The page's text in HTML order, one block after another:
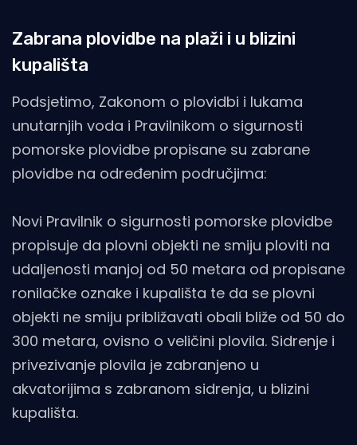
Zabrana plovidbe na plaži i u blizini
kupališta
Podsjetimo, Zakonom o plovidbi i lukama
unutarnjih voda i Pravilnikom o sigurnosti
pomorske plovidbe propisane su zabrane
plovidbe na određenim područjima:
Novi Pravilnik o sigurnosti pomorske plovidbe
propisuje da plovni objekti ne smiju ploviti na
udaljenosti manjoj od 50 metara od propisane
ronilačke oznake i kupališta te da se plovni
objekti ne smiju približavati obali bliže od 50 do
300 metara, ovisno o veličini plovila. Sidrenje i
privezivanje plovila je zabranjeno u
akvatorijima s zabranom sidrenja, u blizini
kupališta.